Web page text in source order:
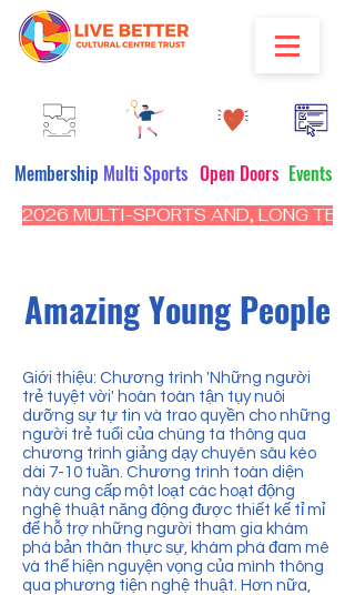
Multi Sports Open Doors Events
Membership
2026 MULTI-SPORTS AND, LONG
Amazing Young People
​Giới thiệu: Chương trình 'Những người
trẻ tuyệt vời' hoàn toàn tận tụy nuôi
dưỡng sự tự tin và trao quyền cho những
người trẻ tuổi của chúng ta thông qua
chương trình giảng dạy chuyên sâu kéo
dài 7-10 tuần. Chương trình toàn diện
này cung cấp một loạt các hoạt động
nghệ thuật năng động được thiết kế tỉ mỉ
để hỗ trợ những người tham gia khám
phá bản thân thực sự, khám phá đam mê
và thể hiện nguyện vọng của mình thông
qua phương tiện nghệ thuật. Hơn nữa,